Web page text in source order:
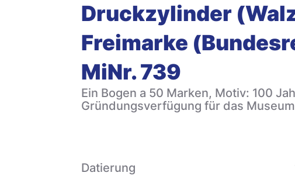
Druckzylinder
Freimarke
MiNr. 739
Ein Bogen a 50 Marken, Motiv: 100
Gründungsverfügung für das
Datierung